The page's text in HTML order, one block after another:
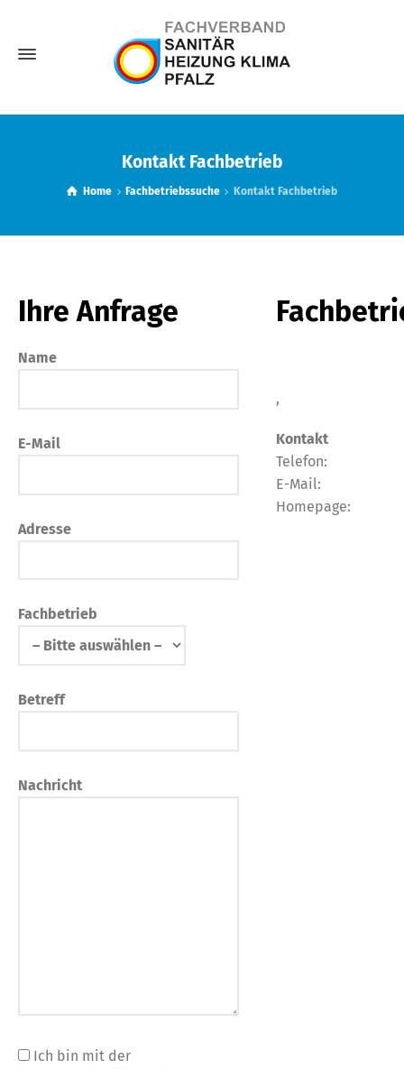
Kontakt Fachbetrieb
Home Fachbetriebssuche Kontakt Fachbetrieb
Ihre Anfrage
Name
E-Mail
Adresse
Fachbetrieb
Betreff
Nachricht
Ich bin mit der
,
Kontakt
Telefon:
E-Mail:
Homepage: